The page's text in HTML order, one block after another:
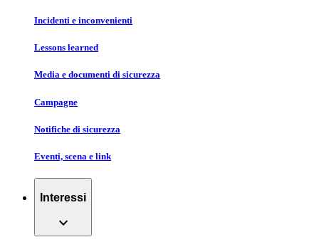
Incidenti e inconvenienti
Lessons learned
Media e documenti di sicurezza
Campagne
Notifiche di sicurezza
Eventi, scena e link
Interessi
expand_more